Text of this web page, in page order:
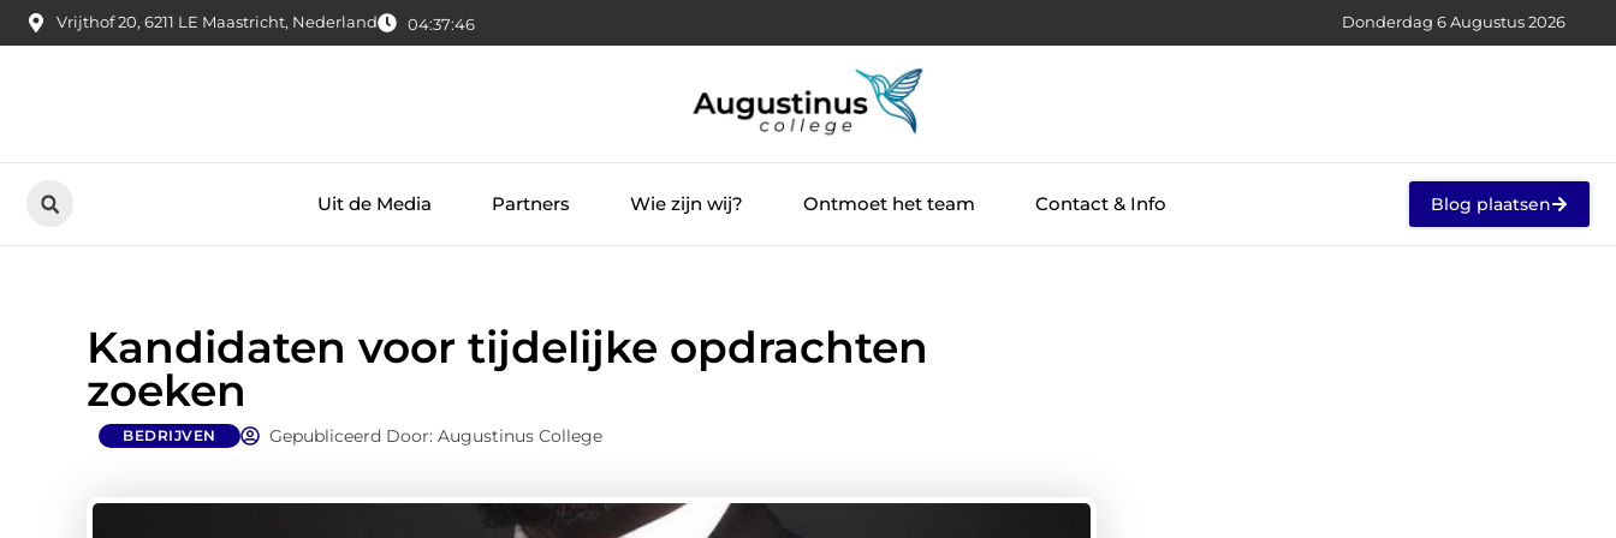
Vrijthof 20, 6211 LE Maastricht, Nederland 04:37:47 Donderdag 6 Augustus 2026
Uit de Media Partners Wie zijn wij? Ontmoet het team Contact & Info Blog plaatsen
Kandidaten voor tijdelijke opdrachten
zoeken
BEDRIJVEN Gepubliceerd Door: Augustinus College